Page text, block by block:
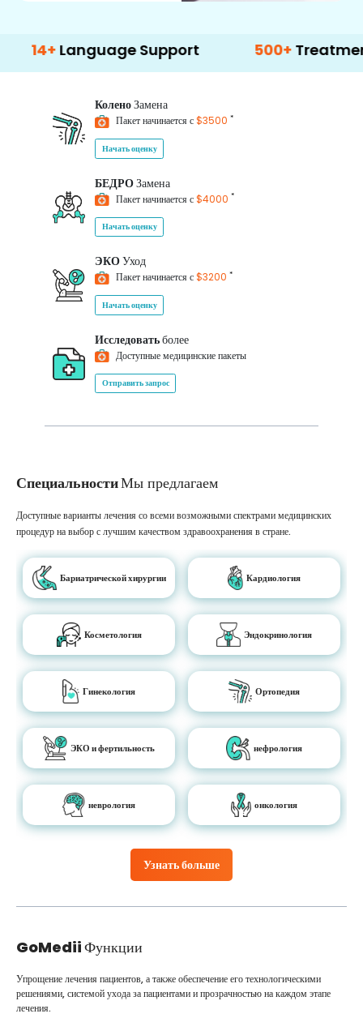
Language Support 500+ Treatment
КоленоЗамена
Пакет начинается с$3500 *
Начать оценку
БЕДРОЗамена
Пакет начинается с$4000 *
Начать оценку
ЭКОУход
Пакет начинается с$3200 *
Начать оценку
Исследоватьболее
Доступные медицинские пакеты
Отправить запрос
СпециальностиМы предлагаем
Узнать больше
Доступные варианты лечения со всеми возможными спектрами медицинских
процедур на выбор с лучшим качеством здравоохранения в стране.
Бариатрической хирургии Кардиология
Косметология Эндокринология
Гинекология Ортопедия
ЭКО и фертильность нефрология
неврология онкология
GoMediiФункции
Упрощение лечения пациентов, а также обеспечение его технологическими
решениями, системой ухода за пациентами и прозрачностью на каждом этапе
лечения.